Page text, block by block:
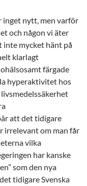
inget nytt, men varför
och någon vi äter
inte mycket hänt på
klarlagt
färgade
hyperaktivitet hos
att det tidigare
irrelevant om man får
vilka
har kanske
som den nya
tidigare Svenska